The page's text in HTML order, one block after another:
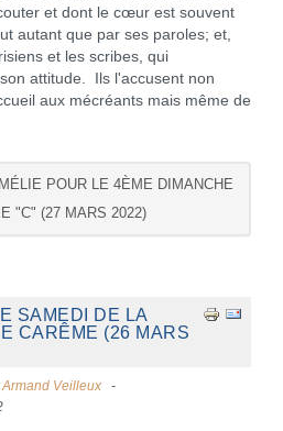
et dont le cœur est souvent
autant que par ses paroles; et,
et les scribes, qui
attitude. Ils l'accusent non
aux mécréants mais même de
POUR LE 4ÈME DIMANCHE
"C" (27 MARS 2022)
SAMEDI DE LA
CARÊME (26 MARS
Veilleux